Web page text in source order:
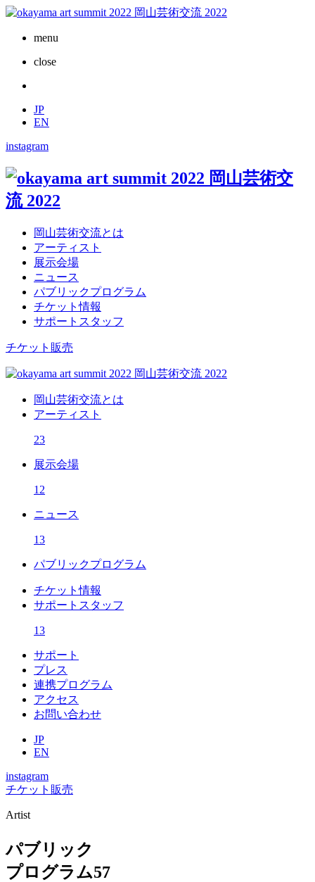
menu
close
JP
EN
instagram
岡山芸術交流とは
アーティスト
展示会場
ニュース
パブリックプログラム
チケット情報
サポートスタッフ
チケット販売
岡山芸術交流とは
アーティスト
23
展示会場
12
ニュース
13
パブリックプログラム
チケット情報
サポートスタッフ
13
サポート
プレス
連携プログラム
アクセス
お問い合わせ
JP
EN
instagram
チケット販売
Artist
パブリック
プログラム57